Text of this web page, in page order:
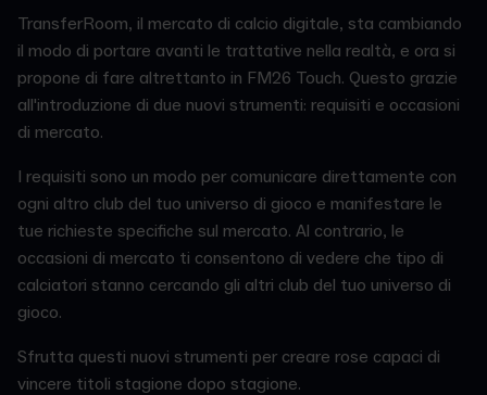
TransferRoom, il mercato di calcio digitale, sta cambiando
il modo di portare avanti le trattative nella realtà, e ora si
propone di fare altrettanto in FM26 Touch. Questo grazie
all'introduzione di due nuovi strumenti: requisiti e occasioni
di mercato.
I requisiti sono un modo per comunicare direttamente con
ogni altro club del tuo universo di gioco e manifestare le
tue richieste specifiche sul mercato. Al contrario, le
occasioni di mercato ti consentono di vedere che tipo di
calciatori stanno cercando gli altri club del tuo universo di
gioco.
Sfrutta questi nuovi strumenti per creare rose capaci di
vincere titoli stagione dopo stagione.